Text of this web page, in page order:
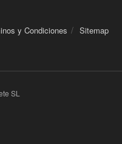
y Condiciones Sitemap
SL